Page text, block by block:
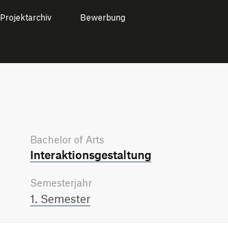
Projektarchiv Bewerbung
Bachelor of Arts
Interaktions­gestaltung
Semesterjahr
1. Semester